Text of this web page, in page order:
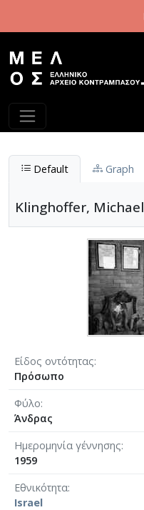
Default Graph
Klinghoffer, Michael
Είδος οντότητας
Πρόσωπο
Φύλο
Άνδρας
Ημερομηνία γέννησης
1959
Εθνικότητα
Israel